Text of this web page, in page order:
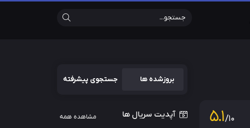
Search
5.1/10
بروزشده ها جستجوی پیشرفته
آپدیت سریال ها مشاهده همه